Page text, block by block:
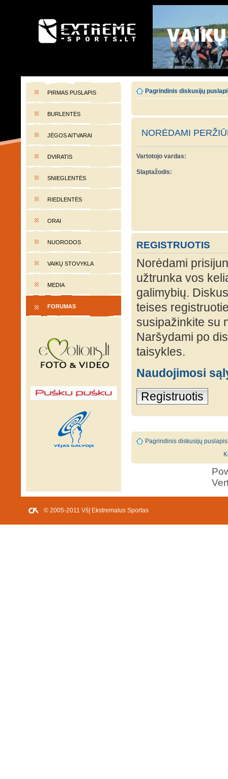
EXTREME-SPORTS.LT
PIRMAS PUSLAPIS
BURLENTĖS
JĖGOS AITVARAI
DVIRATIS
SNIEGLENTĖS
RIEDLENTĖS
ORAI
NUORODOS
VAIKŲ STOVYKLA
MEDIA
FORUMAS
Pagrindinis diskusijų
NORĖDAMI
Vartotojo vardas:
Slaptažodis:
REGISTRUOTIS
Norėdami
užtrunka vos
galimybių.
teises
susipažinkite su
Naršydami po
taisykles.
Naudojimosi
Registruotis
Pagrindinis diskusijų puslapis
© 2005-2011 VšĮ Ekstremalus Sportas